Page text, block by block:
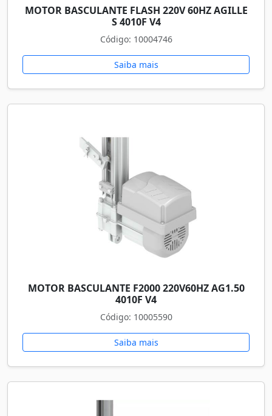
MOTOR BASCULANTE FLASH 220V 60HZ AGILLE
S 4010F V4
Código: 10004746
Saiba mais
MOTOR BASCULANTE F2000 220V60HZ AG1.50
4010F V4
Código: 10005590
Saiba mais